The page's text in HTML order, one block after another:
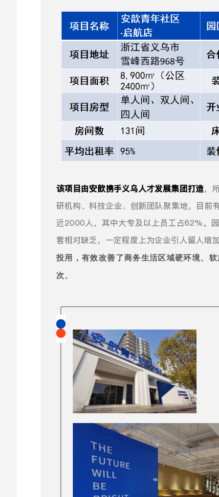
该项目由安歆携手义乌人才发展集团打造，
研机构、科技企业、创新团队聚集地，目前
近2000人，其中大专及以上员工占62%。
套相对缺乏，一定程度上为企业引人留人增
投用，有效改善了商务生活区域硬环境、
次 。